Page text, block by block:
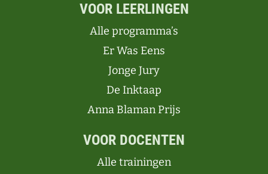
VOOR LEERLINGEN
Alle programma’s
Er Was Eens
Jonge Jury
De Inktaap
Anna Blaman Prijs
VOOR DOCENTEN
Alle trainingen